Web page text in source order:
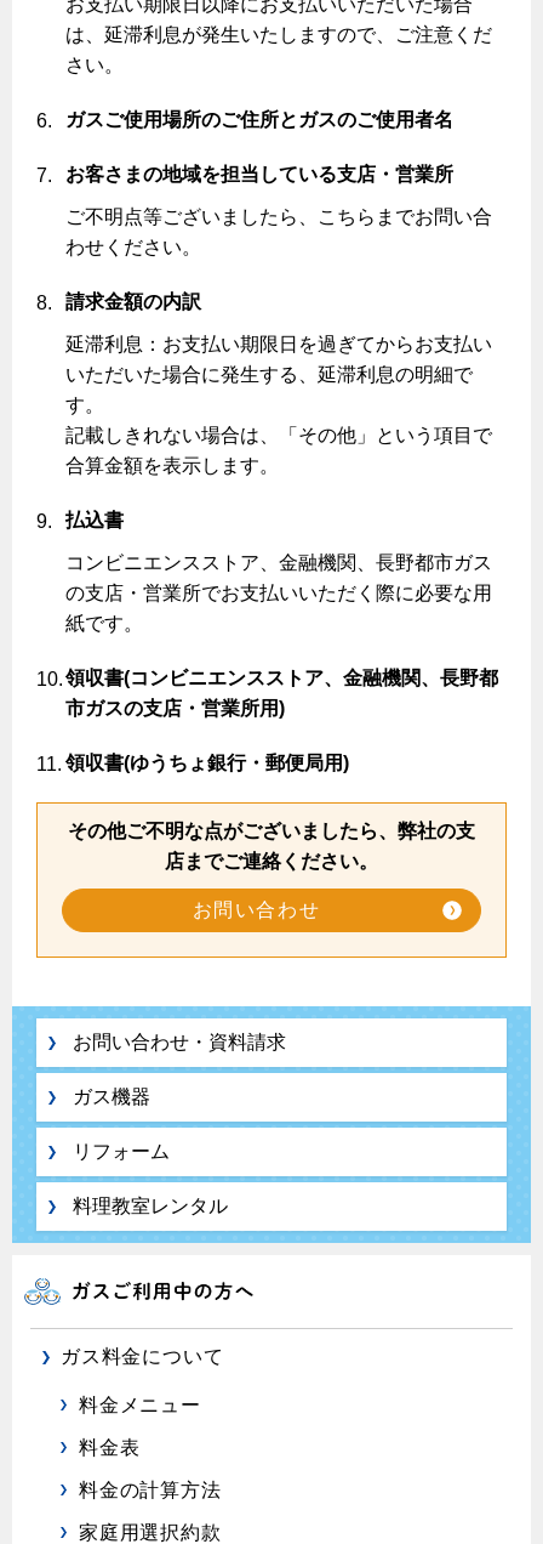
ライフステージ別に比較する
30代
40代～50代
60代
都市ガス切り替えのメリット
都市ガス切り替え事例
炊飯器
警報器
警報器
バスルーム
ミストサウナ
衣類乾燥機
リビング
ガスファンヒーター
ガス温水床暖房・ルームヒーター
リフォームの流れ
補助金について
リフォームのお知らせ
ショールーム
リフォームについてのお問い合わせ
電気料金のシミュレーション
停電時の対応
よくあるご質問
は、延滞利息が発生いたしますので、ご注意くだ
さい。
ガスご使用場所のご住所とガスのご使用者名
お客さまの地域を担当している支店・営業所
ご不明点等ございましたら、こちらまでお問い合
わせください。
請求金額の内訳
延滞利息：お支払い期限日を過ぎてからお支払い
いただいた場合に発生する、延滞利息の明細で
す。
記載しきれない場合は、「その他」という項目で
合算金額を表示します。
払込書
コンビニエンスストア、金融機関、長野都市ガス
の支店・営業所でお支払いいただく際に必要な用
紙です。
領収書(コンビニエンスストア、金融機関、長野都
市ガスの支店・営業所用)
領収書(ゆうちょ銀行・郵便局用)
その他ご不明な点がございましたら、弊社の支
店までご連絡ください。
お問い合わせ
お問い合わせ・資料請求
ガス機器
リフォーム
料理教室レンタル
ガス料金について
料金メニュー
料金表
料金の計算方法
家庭用選択約款